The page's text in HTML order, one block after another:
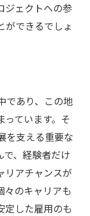
ジェクトへの参
ができるでしょ
であり、この地
っています。そ
を支える重要な
で、経験者だけ
リアチャンスが
々のキャリアも
定した雇用のも